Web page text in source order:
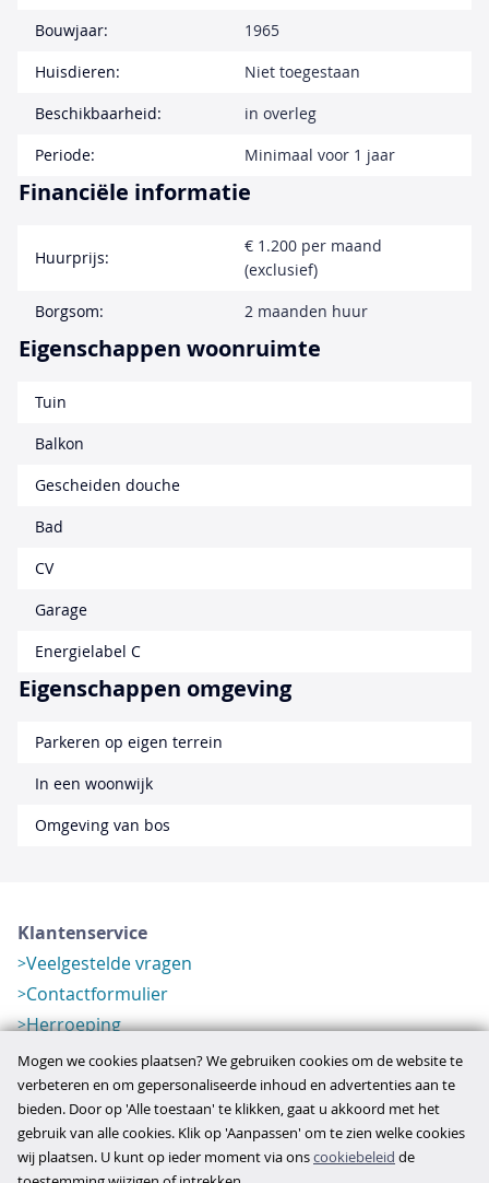
Bouwjaar:
1965
Huisdieren:
Niet toegestaan
Beschikbaarheid:
in overleg
Periode:
Minimaal voor 1 jaar
Financiële informatie
Huurprijs:
€ 1.200 per maand
(exclusief)
Borgsom:
2 maanden huur
Eigenschappen woonruimte
Tuin
Balkon
Gescheiden douche
Bad
CV
Garage
Energielabel C
Eigenschappen omgeving
Parkeren op eigen terrein
In een woonwijk
Omgeving van bos
Klantenservice
Veelgestelde vragen
Contactformulier
Herroeping
Over ons
Bedrijfsgegevens
Werkwijze
Overzichten
Verlopen aanbod
Mogen we cookies plaatsen? We gebruiken cookies om de website te
verbeteren en om gepersonaliseerde inhoud en advertenties aan te
bieden. Door op 'Alle toestaan' te klikken, gaat u akkoord met het
gebruik van alle cookies. Klik op 'Aanpassen' om te zien welke cookies
wij plaatsen. U kunt op ieder moment via onscookiebeleid de